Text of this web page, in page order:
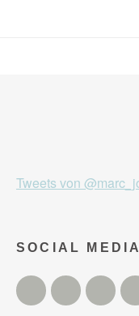
Tweets von
SOCIAL MEDIA
Twitter Facebook